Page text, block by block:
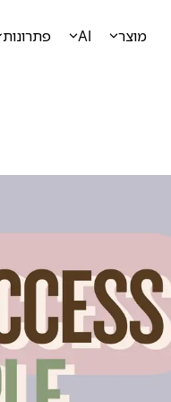
מוצר AI פתרונות